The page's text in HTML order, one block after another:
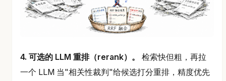
4. 可选的 LLM 重排（rerank）。
检索快但粗，再拉
一个 LLM 当"相关性裁判"给候选打分重排，精度优先